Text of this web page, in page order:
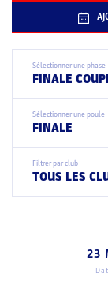
Sélectionner une phase
FINALE
Sélectionner une poule
FINALE
Filtrer par club
TOUS LES
23